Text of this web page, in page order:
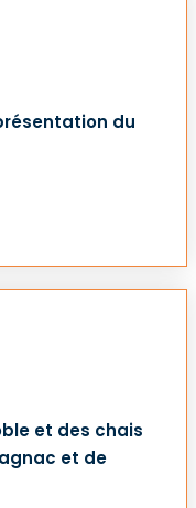
du
et des chais
et de